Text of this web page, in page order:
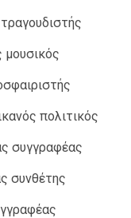
μουσικός
πολιτικός
συγγραφέας
συνθέτης